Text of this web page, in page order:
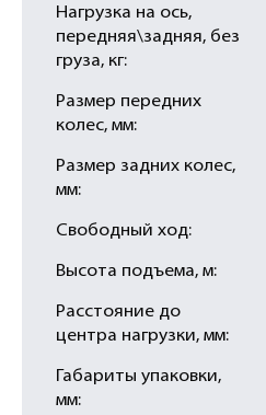
Нагрузка на ось,
передняя\задняя, без
груза, кг:
Размер передних
колес, мм:
Размер задних колес,
мм:
Свободный ход:
Высота подъема, м:
Расстояние до
центра нагрузки, мм:
Габариты упаковки,
мм: